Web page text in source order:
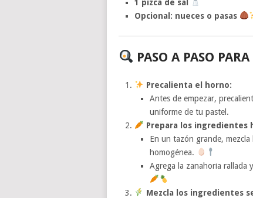
1 pizca de sal
Opcional: nueces o pasas
PASO A PASO
Precalienta el horno:
Antes de empezar,
uniforme de tu pastel.
Prepara los ingredientes
En un tazón grande,
homogénea.
Agrega la zanahoria rallada
Mezcla los ingredientes